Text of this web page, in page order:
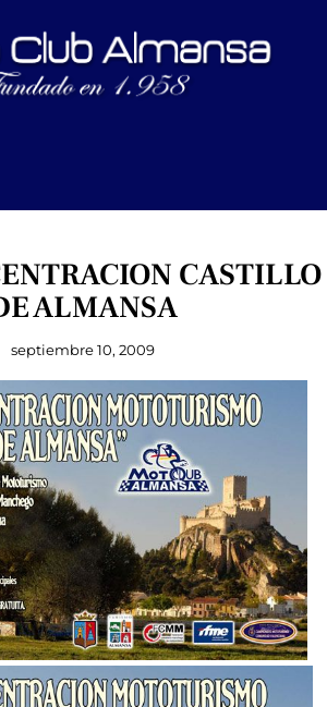
CASTILLO
ALMANSA
septiembre 10, 2009